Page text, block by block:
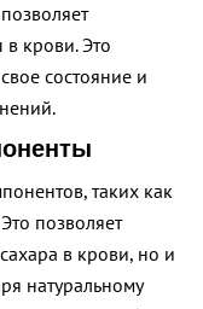
крови. Это
состояние и
таких как
позволяет
в крови, но и
натуральному